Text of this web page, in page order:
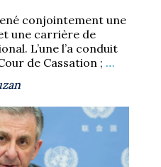
conjointement une
une carrière de
L’une l’a conduit
de Cassation ; …